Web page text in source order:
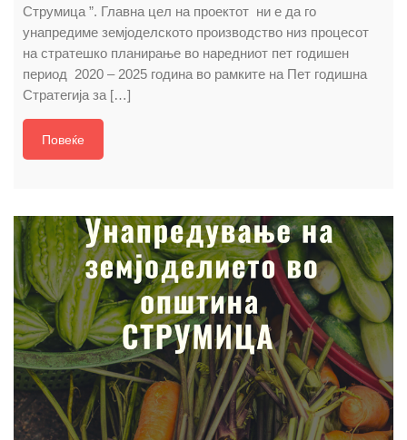
Струмица ”. Главна цел на проектот ни е да го
унапредиме земјоделското производство низ процесот
на стратешко планирање во наредниот пет годишен
период 2020 – 2025 година во рамките на Пет годишна
Стратегија за […]
Повеќе